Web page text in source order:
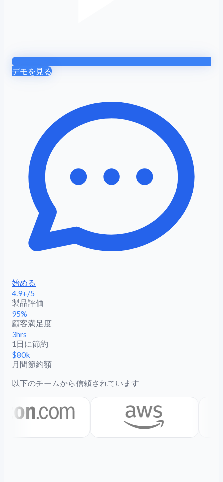
デモを見る
始める
4.9+/5
製品評価
95%
顧客満足度
3hrs
1日に節約
$80k
月間節約額
以下のチームから信頼されています